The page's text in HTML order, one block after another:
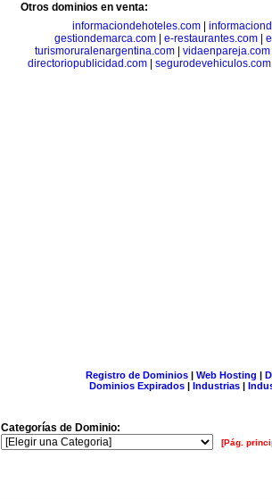
Otros dominios en venta:
informaciondehoteles.com|
gestiondemarca.com| e-restaurantes.com|
turismoruralenargentina.com| vidaenpareja.com
directoriopublicidad.com
segurodevehiculos.com
Registro de Dominios| Web Hosting |
Dominios Expirados | Industrias |
Categorías de Dominio:
[Pág.